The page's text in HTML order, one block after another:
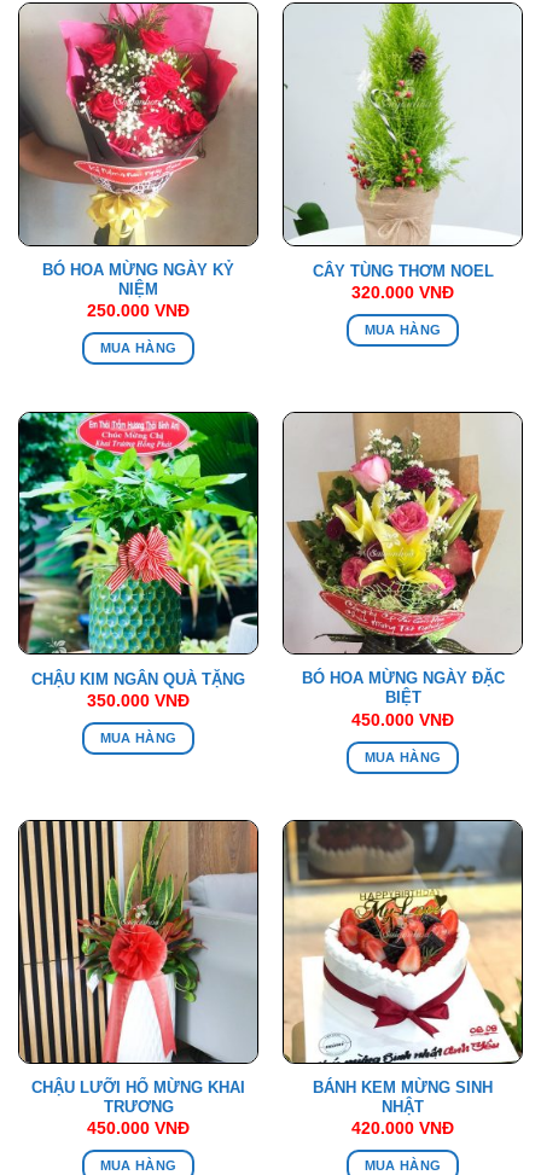
BÓ HOA MỪNG NGÀY KỶ
NIỆM
250.000 VNĐ
MUA HÀNG
CÂY TÙNG THƠM NOEL
320.000 VNĐ
MUA HÀNG
CHẬU KIM NGÂN QUÀ TẶNG
350.000 VNĐ
MUA HÀNG
BÓ HOA MỪNG NGÀY ĐẶC
BIỆT
450.000 VNĐ
MUA HÀNG
CHẬU LƯỠI HỔ MỪNG KHAI
TRƯƠNG
450.000 VNĐ
MUA HÀNG
BÁNH KEM MỪNG SINH
NHẬT
420.000 VNĐ
MUA HÀNG